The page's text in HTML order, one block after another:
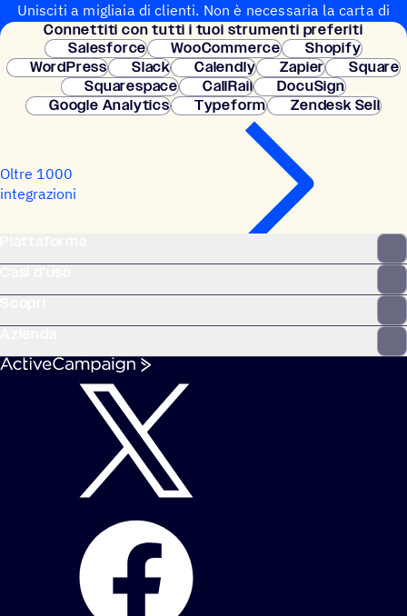
Unisciti a migliaia di clienti. Non è necessaria la carta di
credito. Configurazione istantanea.
Connet­titi con tutti i tuoi strumenti preferiti
Salesforce
WooCommerce
Shopify
WordPress
Slack Calendly Zapier
Square
Squarespace
CallRail
DocuSign
Google Analytics
Typeform Zendesk Sell
Oltre 1000
integrazioni